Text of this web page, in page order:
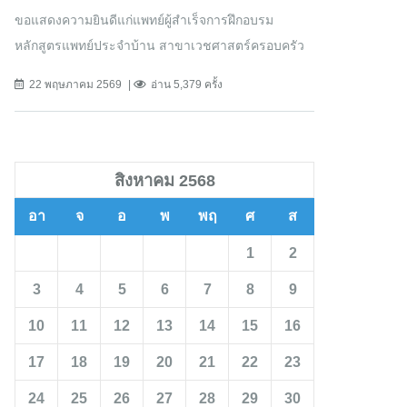
ขอแสดงความยินดีแก่แพทย์ผู้สำเร็จการฝึกอบรม
หลักสูตรแพทย์ประจำบ้าน สาขาเวชศาสตร์ครอบครัว
22 พฤษภาคม 2569 อ่าน 5,379 ครั้ง
สิงหาคม 2568
อา จ อ พ พฤ ศ ส
1 2
3 4 5 6 7 8 9
10 11 12 13 14 15 16
17 18 19 20 21 22 23
24 25 26 27 28 29 30